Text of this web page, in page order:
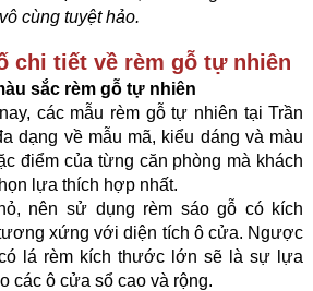
vô cùng tuyệt hảo.
chi tiết về rèm gỗ tự nhiên
sắc rèm gỗ tự nhiên
các mẫu rèm gỗ tự nhiên tại Trần
dạng về mẫu mã, kiểu dáng và màu
điểm của từng căn phòng mà khách
lựa thích hợp nhất.
nên sử dụng rèm sáo gỗ có kích
xứng với diện tích ô cửa. Ngược
lá rèm kích thước lớn sẽ là sự lựa
các ô cửa sổ cao và rộng.